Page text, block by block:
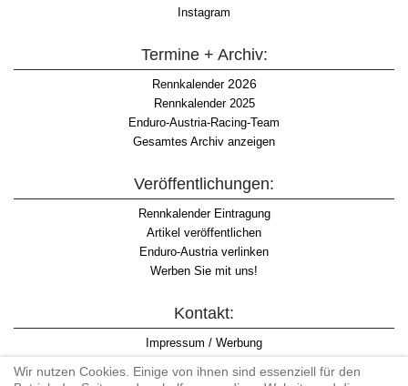
Instagram
Termine + Archiv:
Rennkalender2026
Rennkalender 2025
Enduro-Austria-Racing-Team
Gesamtes Archiv anzeigen
Veröffentlichungen:
Rennkalender Eintragung
Artikel veröffentlichen
Enduro-Austria verlinken
Werben Sie mit uns!
Kontakt:
Impressum / Werbung
Informationspflicht WKO
Wir nutzen Cookies. Einige von ihnen sind essenziell für den